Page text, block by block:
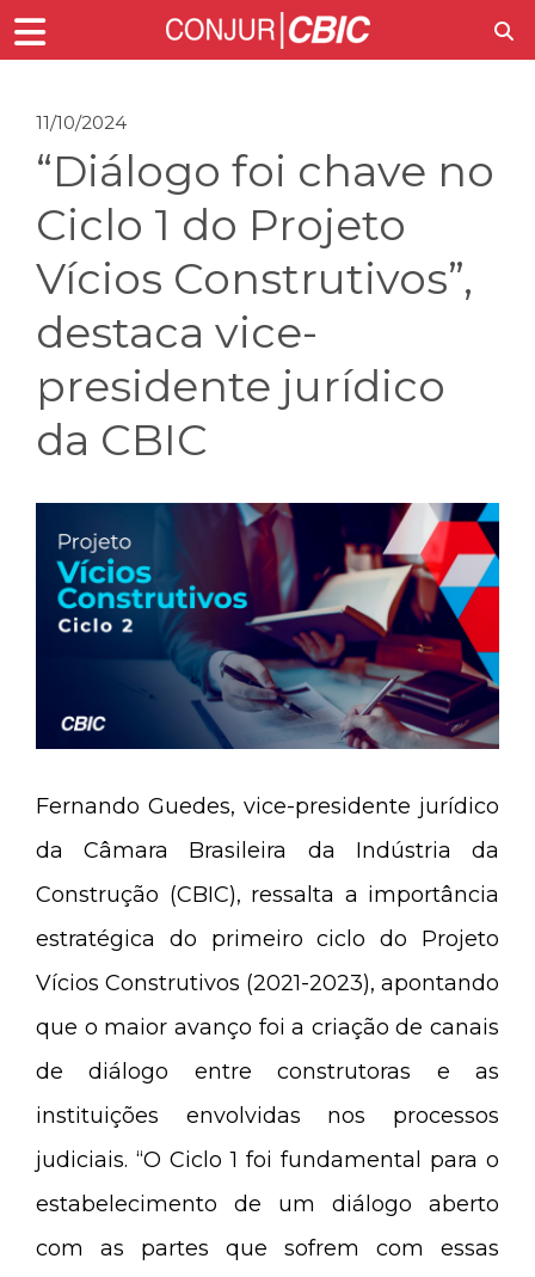
11/10/2024
“Diálogo foi chave no
Ciclo 1 do Projeto
Vícios Construtivos”,
destaca vice-
presidente jurídico
da CBIC
Fernando Guedes, vice-presidente jurídico
da Câmara Brasileira da Indústria da
Construção (CBIC), ressalta a importância
estratégica do primeiro ciclo do Projeto
Vícios Construtivos (2021-2023), apontando
que o maior avanço foi a criação de canais
de diálogo entre construtoras e as
instituições envolvidas nos processos
judiciais. “O Ciclo 1 foi fundamental para o
estabelecimento de um diálogo aberto
com as partes que sofrem com essas